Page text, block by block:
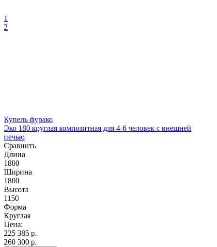
1
2
Купель фурако
Эко 180 круглая композитная для 4-6 человек с внешней
печью
Сравнить
Длина
1800
Ширина
1800
Высота
1150
Форма
Круглая
Цена:
225 385 р.
260 300 р.